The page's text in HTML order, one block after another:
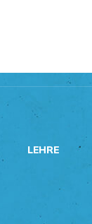
LEHRE